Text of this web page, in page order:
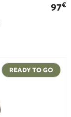
97€
READY TO GO